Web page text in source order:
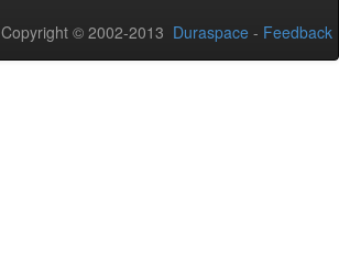
Copyright © 2002-2013 Duraspace - Feedback